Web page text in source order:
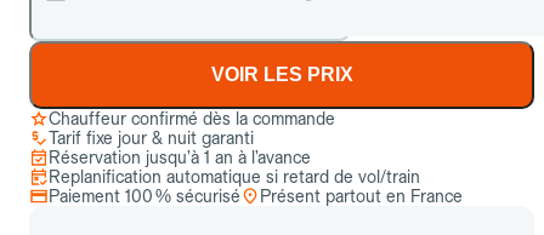
VOIR LES PRIX
Chauffeur confirmé dès la commande
Tarif fixe jour & nuit garanti
Réservation jusqu’à 1 an à l’avance
Replanification automatique si retard de vol/train
Paiement 100 % sécurisé
Présent partout en France